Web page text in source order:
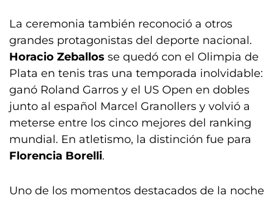
La ceremonia también reconoció a otros
grandes protagonistas del deporte nacional.
Horacio Zeballos se quedó con el Olimpia de
Plata en tenis tras una temporada inolvidable:
ganó Roland Garros y el US Open en dobles
junto al español Marcel Granollers y volvió a
meterse entre los cinco mejores del ranking
mundial. En atletismo, la distinción fue para
Florencia Borelli.
Uno de los momentos destacados de la noche